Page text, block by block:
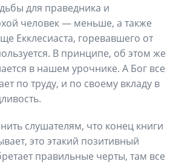
для праведника и
человек — меньше, а также
Екклесиаста, горевавшего от
В принципе, об этом же
в нашем урочнике. А Бог все
по труду, и по своему вкладу в
слушателям, что конец книги
это этакий позитивный
правильные черты, там все